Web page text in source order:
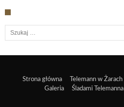
Szukaj:
Strona główna Telemann w Żarach
Galeria
Śladami Telemanna